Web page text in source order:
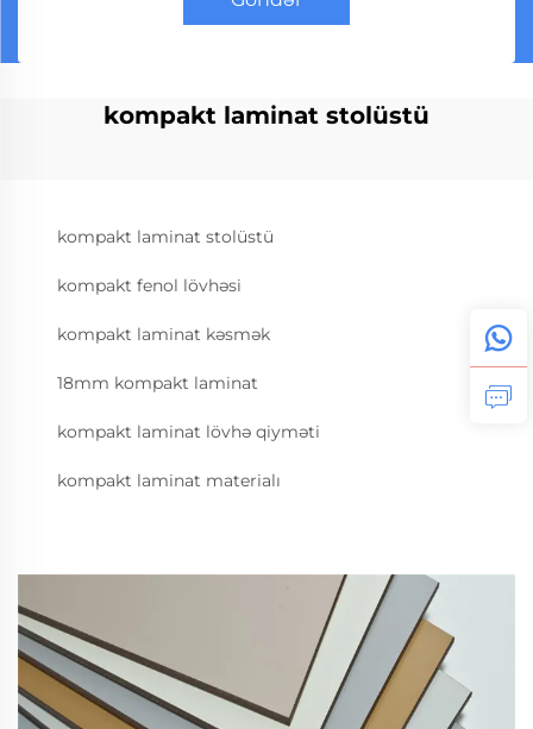
kompakt laminat stolüstü
kompakt laminat stolüstü
kompakt fenol lövhəsi
kompakt laminat kəsmək
18mm kompakt laminat
kompakt laminat lövhə qiyməti
kompakt laminat materialı